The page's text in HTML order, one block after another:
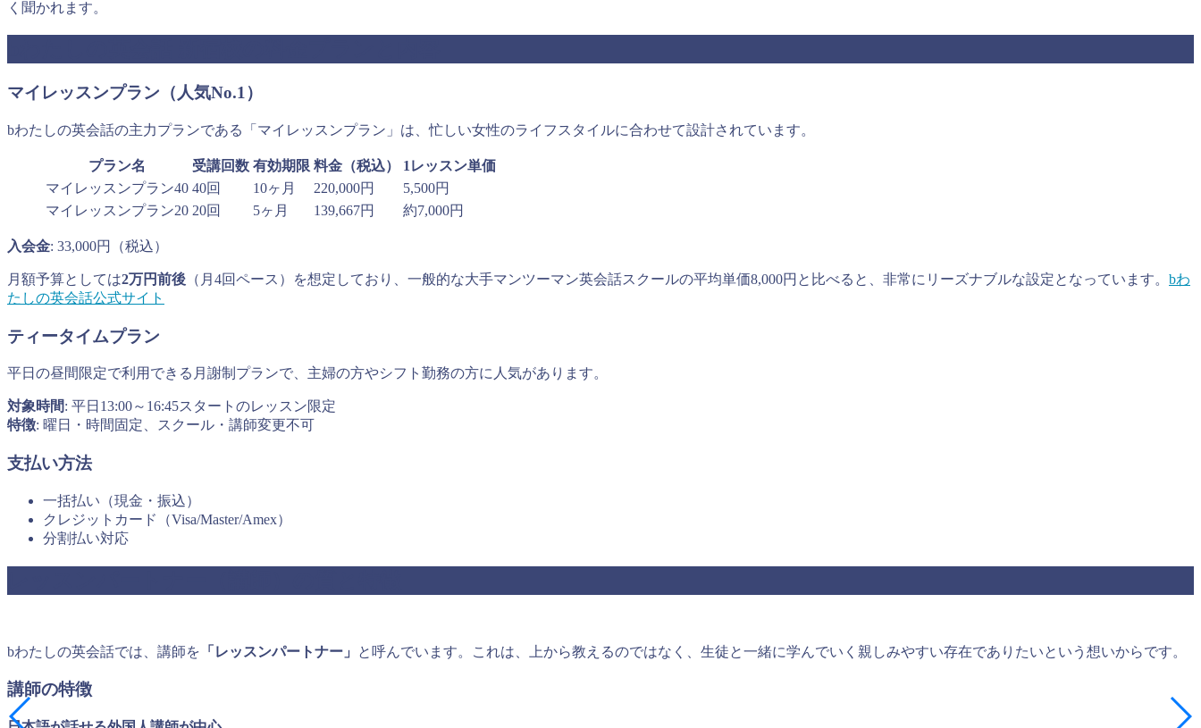
く聞かれます。
マイレッスンプラン（人気No.1）
bわたしの英会話の主力プランである「マイレッスンプラン」は、忙しい女性のライフスタイルに合わせて設計されています。
プラン名 受講回数 有効期限 料金（税込）
1レッスン単価
マイレッスンプラン40 40回 10ヶ月 220,000円
5,500円
マイレッスンプラン20 20回 5ヶ月 139,667円 約7,000円
入会金: 33,000円（税込）
月額予算としては2万円前後 （月4回ペース）を想定しており、一般的な大手マンツーマン英会話スクールの平均単価8,000円と比べると、非常にリーズナブルな設定となっています。 bわ
たしの英会話公式サイト
ティータイムプラン
平日の昼間限定で利用できる月謝制プランで、主婦の方やシフト勤務の方に人気があります。
対象時間: 平日13:00～16:45スタートのレッスン限定
特徴: 曜日・時間固定、スクール・講師変更不可
支払い方法
一括払い（現金・振込）
クレジットカード（Visa/Master/Amex）
分割払い対応
bわたしの英会話では、講師を 「レッスンパートナー」 と呼んでいます。これは、上から教えるのではなく、生徒と一緒に学んでいく親しみやすい存在でありたいという想いからです。
講師の特徴